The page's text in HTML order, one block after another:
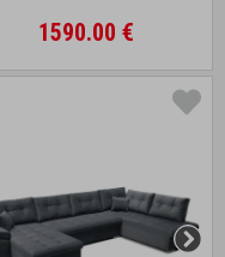
1590.00 €